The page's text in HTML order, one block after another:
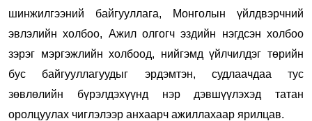
шинжилгээний байгууллага, Монголын үйлдвэрчний
эвлэлийн холбоо, Ажил олгогч эздийн нэгдсэн холбоо
зэрэг мэргэжлийн холбоод, нийгэмд үйлчилдэг төрийн
бус байгууллагуудыг эрдэмтэн, судлаачдаа тус
зөвлөлийн бүрэлдэхүүнд нэр дэвшүүлэхэд татан
оролцуулах чиглэлээр анхаарч ажиллахаар ярилцав.